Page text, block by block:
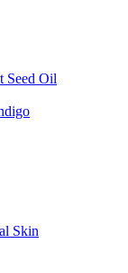
Seed Oil
Skin